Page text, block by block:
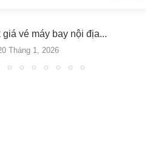
vé máy bay nội địa...
Tháng 1, 2026